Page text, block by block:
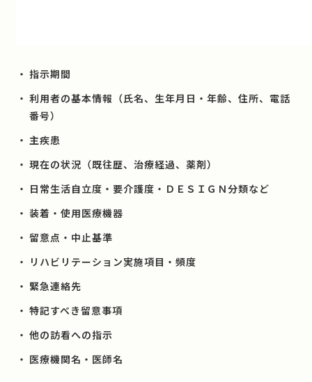
指示期間
利用者の基本情報（氏名、生年月日・年齢、住所、電話
番号）
主疾患
現在の状況（既往歴、治療経過、薬剤）
日常生活自立度・要介護度・ＤＥＳＩＧＮ分類など
装着・使用医療機器
留意点・中止基準
リハビリテーション実施項目・頻度
緊急連絡先
特記すべき留意事項
他の訪看への指示
医療機関名・医師名